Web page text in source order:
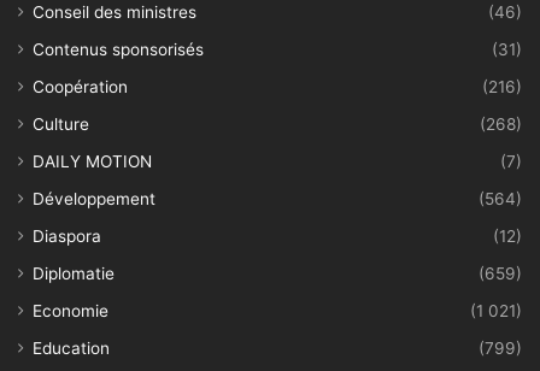
Conseil des ministres
(46)
Contenus sponsorisés
(31)
Coopération
(216)
Culture
(268)
DAILY MOTION
(7)
Développement
(564)
Diaspora
(12)
Diplomatie
(659)
Economie
(1 021)
Education
(799)